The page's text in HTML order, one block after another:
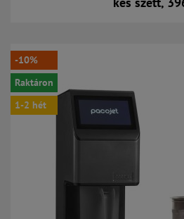
Kosárba
-10%
Raktáron
1-2 hét